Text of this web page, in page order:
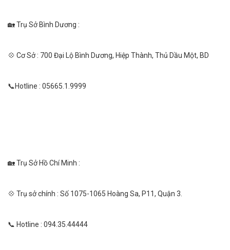
🏡 Trụ Sở Bình Dương :
💠 Cơ Sở : 700 Đại Lộ Bình Dương, Hiệp Thành, Thủ Dầu Một, BD
📞Hotline : 05665.1.9999
🏡 Trụ Sở Hồ Chí Minh :
💠 Trụ sở chính : Số 1075-1065 Hoàng Sa, P11, Quận 3.
📞 Hotline : 094.35.44444